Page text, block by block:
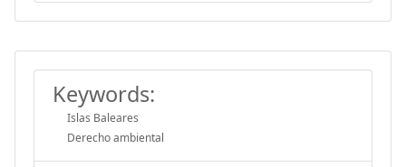
Keywords:
Islas Baleares
Derecho ambiental